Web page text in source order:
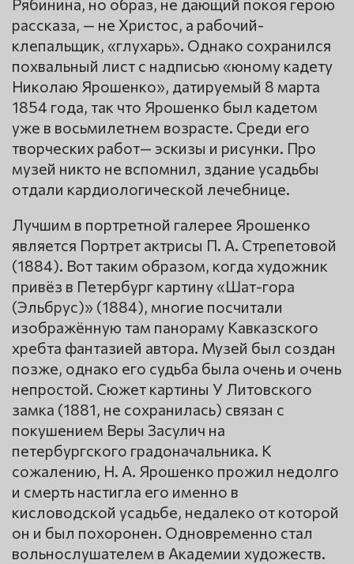
Рябинина, но образ, не дающий покоя герою
рассказа, — не Христос, а рабочий-
клепальщик, «глухарь». Однако сохранился
похвальный лист с надписью «юному кадету
Николаю Ярошенко», датируемый 8 марта
1854 года, так что Ярошенко был кадетом
уже в восьмилетнем возрасте. Среди его
творческих работ— эскизы и рисунки. Про
музей никто не вспомнил, здание усадьбы
отдали кардиологической лечебнице.
Лучшим в портретной галерее Ярошенко
является Портрет актрисы П. А. Стрепетовой
(1884). Вот таким образом, когда художник
привёз в Петербург картину «Шат-гора
(Эльбрус)» (1884), многие посчитали
изображённую там панораму Кавказского
хребта фантазией автора. Музей был создан
позже, однако его судьба была очень и очень
непростой. Сюжет картины У Литовского
замка (1881, не сохранилась) связан с
покушением Веры Засулич на
петербургского градоначальника. К
сожалению, Н. А. Ярошенко прожил недолго
и смерть настигла его именно в
кисловодской усадьбе, недалеко от которой
он и был похоронен. Одновременно стал
вольнослушателем в Академии художеств.